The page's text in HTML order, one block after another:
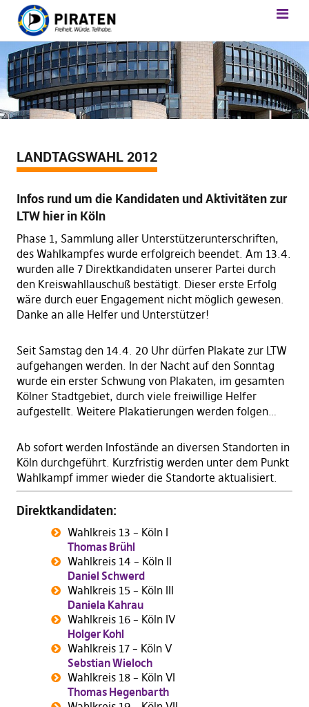
LANDTAGSWAHL 2012
Infos rund um die Kandidaten und Aktivitäten zur
LTW hier in Köln
Phase 1, Sammlung aller Unterstützerunterschriften,
des Wahlkampfes wurde erfolgreich beendet. Am 13.4.
wurden alle 7 Direktkandidaten unserer Partei durch
den Kreiswahllauschuß bestätigt. Dieser erste Erfolg
wäre durch euer Engagement nicht möglich gewesen.
Danke an alle Helfer und Unterstützer!
Seit Samstag den 14.4. 20 Uhr dürfen Plakate zur LTW
aufgehangen werden. In der Nacht auf den Sonntag
wurde ein erster Schwung von Plakaten, im gesamten
Kölner Stadtgebiet, durch viele freiwillige Helfer
aufgestellt. Weitere Plakatierungen werden folgen…
Ab sofort werden Infostände an diversen Standorten in
Köln durchgeführt. Kurzfristig werden unter dem Punkt
Wahlkampf immer wieder die Standorte aktualisiert.
Direktkandidaten:
Wahlkreis 13 – Köln I
Thomas Brühl
Wahlkreis 14 – Köln II
Daniel Schwerd
Wahlkreis 15 – Köln III
Daniela Kahrau
Wahlkreis 16 – Köln IV
Holger Kohl
Wahlkreis 17 – Köln V
Sebstian Wieloch
Wahlkreis 18 – Köln VI
Thomas Hegenbarth